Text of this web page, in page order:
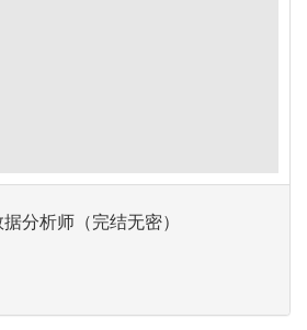
分析师（完结无密）